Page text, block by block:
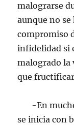
malograrse
aunque no
compromiso
infidelidad si
malogrado la
que
-En
se inicia con